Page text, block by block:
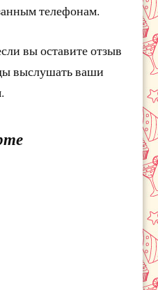
телефонам.
вы оставите отзыв
выслушать ваши